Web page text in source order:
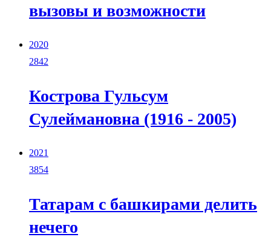
вызовы и возможности
2020
2842
Кострова Гульсум
Сулеймановна (1916 - 2005)
2021
3854
Татарам с башкирами делить
нечего